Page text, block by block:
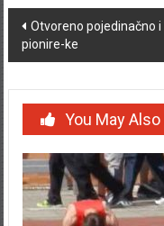
Post
Otvoreno pojedinačno
pionire-ke
You May Also